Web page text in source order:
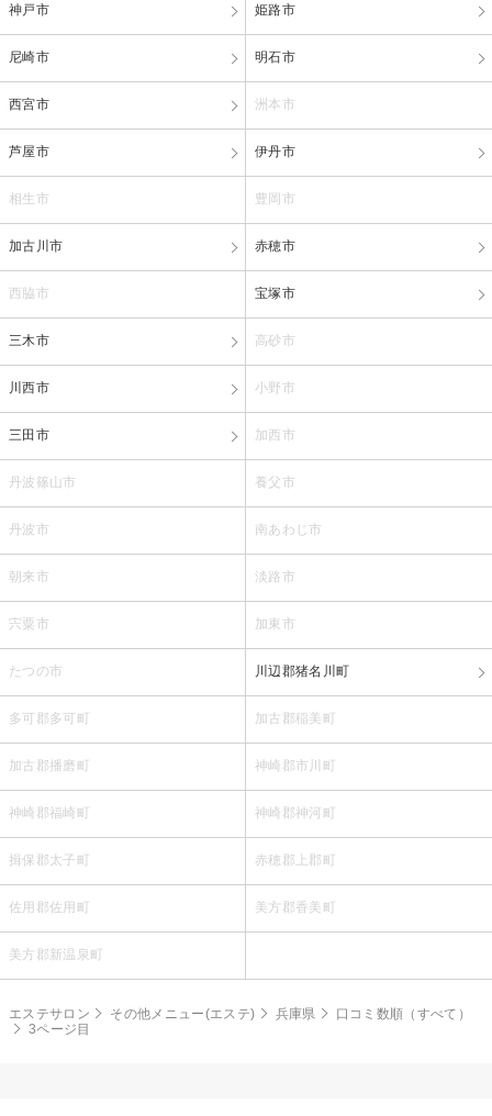
神戸市 姫路市
尼崎市 明石市
西宮市 洲本市
芦屋市 伊丹市
相生市 豊岡市
加古川市 赤穂市
西脇市 宝塚市
三木市 高砂市
川西市 小野市
三田市 加西市
丹波篠山市 養父市
丹波市 南あわじ市
朝来市 淡路市
宍粟市 加東市
たつの市 川辺郡猪名川町
多可郡多可町 加古郡稲美町
加古郡播磨町 神崎郡市川町
神崎郡福崎町 神崎郡神河町
揖保郡太子町 赤穂郡上郡町
佐用郡佐用町 美方郡香美町
美方郡新温泉町
エステサロン その他メニュー(エステ) 兵庫県
口コミ数順（すべて）
3ページ目